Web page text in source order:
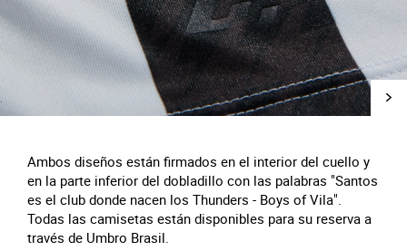
Ambos diseños están firmados en el interior del cuello y
en la parte inferior del dobladillo con las palabras "Santos
es el club donde nacen los Thunders - Boys of Vila".
Todas las camisetas están disponibles para su reserva a
través de Umbro Brasil.